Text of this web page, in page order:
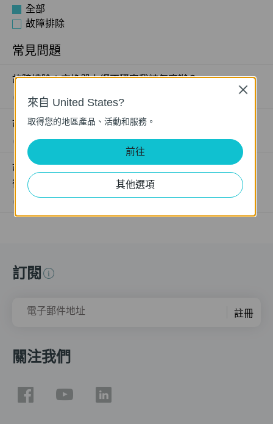
全部
故障排除
常見問題
故障排除：交換器上網不穩定我該怎麼辦？
01-08-2025 129875 views
故障排除：我的交換器無法上網怎麼辦？
01-08-2025 184177views
故障排除：為什麼我的 PoE 受電裝置連接到 PoE 交換器
後無法正常運作
訂閱
電子郵件地址 註冊
關注我們
來自 United States?
取得您的地區產品、活動和服務。
前往
其他選項
Close